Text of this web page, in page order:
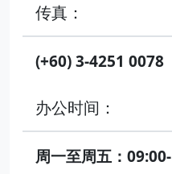
传真：
(+60) 3-4251 0078
办公时间：
周一至周五：